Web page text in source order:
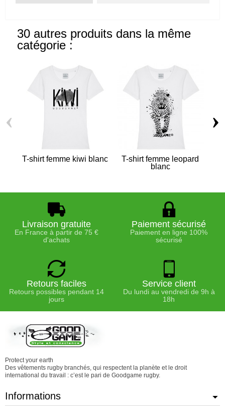
30 autres produits dans la même
catégorie :
T-shirt femme kiwi blanc
T-shirt femme leopard
blanc
‹ ›
Livraison gratuite
En France à partir de 75 €
d'achats
Paiement sécurisé
Paiement en ligne 100%
sécurisé
Retours faciles
Retours possibles pendant 14
jours
Service client
Du lundi au vendredi de 9h à
18h
Protect your earth
Des vêtements rugby branchés, qui respectent la planète et le droit
international du travail : c’est le pari de Goodgame rugby.
Informations